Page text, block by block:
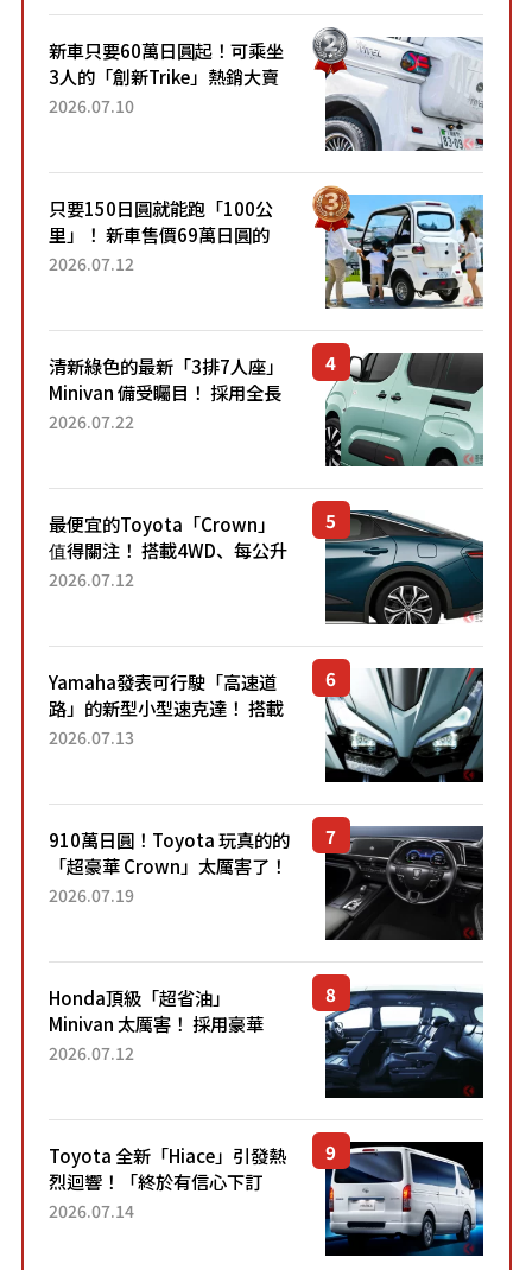
新車只要60萬日圓起！可乘坐
3人的「創新Trike」熱銷大賣
成為人氣車款！「養車成本真
2026.07.10
只要150日圓就能跑「100公
里」！ 新車售價69萬日圓的
「3人座」Trike大受歡迎！ 順
2026.07.12
清新綠色的最新「3排7人座」
Minivan 備受矚目！ 採用全長
4.7公尺剛剛好的車身尺寸與
2026.07.22
最便宜的Toyota「Crown」
值得關注！ 搭載4WD、每公升
22.4公里低油耗表現超亮眼！
2026.07.12
Yamaha發表可行駛「高速道
路」的新型小型速克達！ 搭載
能享受超強勁「渦輪感」的動
2026.07.13
910萬日圓！Toyota 玩真的的
「超豪華 Crown」太厲害了！
採用由「匠人技藝」打造的
2026.07.19
Honda頂級「超省油」
Minivan 太厲害！ 採用豪華
「真皮座椅」與專屬「黑色內
「三...
2026.07.12
Toyota 全新「Hiace」引發熱
烈迴響！「終於有信心下訂
了！」「哪個等級交車最
2026.07.14